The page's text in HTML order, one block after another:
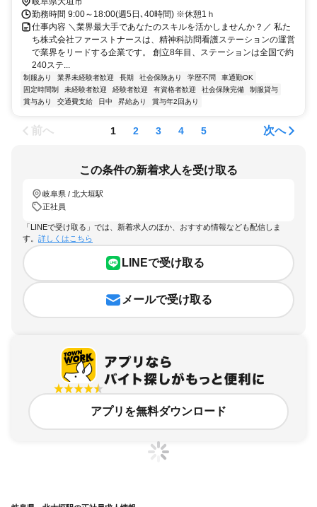
勤務時間 9:00～18:00(週5日､40時間) ※休憩1ｈ
仕事内容 ＼業界最大手であなたのスキルを活かしませんか？／ 私た
ち株式会社ファーストナースは、精神科訪問看護ステーションの運営
で業界をリードする企業です。 創立8年目、ステーションは全国で約
240ステ...
制服あり 業界未経験者歓迎 長期 社会保険あり 学歴不問
車通勤OK
固定時間制
未経験者歓迎 経験者歓迎 有資格者歓迎 社会保険完備
制服貸与
賞与あり
交通費支給 日中 昇給あり 賞与年2回あり
前へ 1 2 3 4 5 次へ
この条件の新着求人を受け取る
岐阜県 / 北大垣駅
正社員
「LINEで受け取る」では、新着求人のほか、おすすめ情報なども配信しま
す。 詳しくはこちら
LINEで受け取る
メールで受け取る
アプリを無料ダウンロード